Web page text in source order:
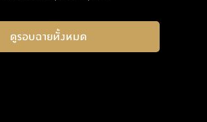
ดูรอบฉายทั้งหมด